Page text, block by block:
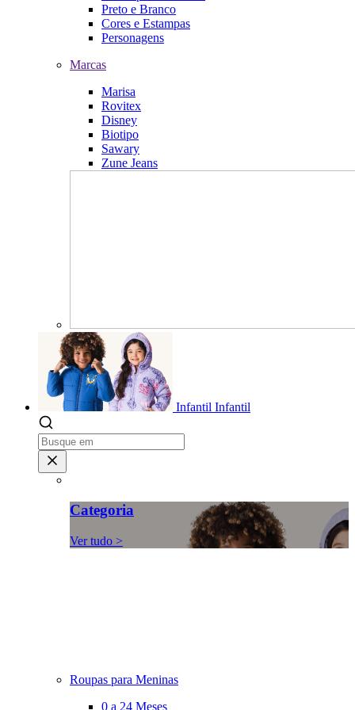
Preto e Branco
Cores e Estampas
Personagens
Marcas
Marisa
Rovitex
Disney
Biotipo
Sawary
Zune Jeans
Infantil Infantil
Categoria
Ver tudo >
Roupas para Meninas
0 a 24 Meses